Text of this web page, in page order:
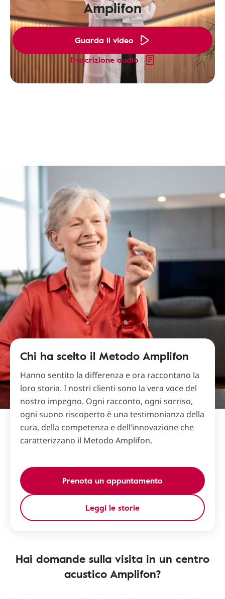
Amplifon
Guarda il video
Trascrizione audio
Chi ha scelto il Metodo Amplifon
Hanno sentito la differenza e ora raccontano la
loro storia. I nostri clienti sono la vera voce del
nostro impegno. Ogni racconto, ogni sorriso,
ogni suono riscoperto è una testimonianza della
cura, della competenza e dell’innovazione che
caratterizzano il Metodo Amplifon.
Prenota un appuntamento
Leggi le storie
Hai domande sulla visita in un centro
acustico Amplifon?